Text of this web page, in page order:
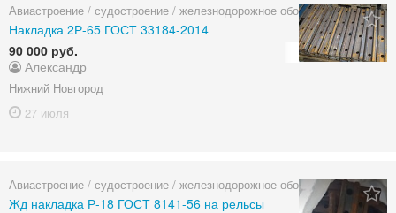
Авиастроение / судостроение / железнодорожное оборудование
Накладка 2Р-65 ГОСТ 33184-2014
90 000 руб.
Александр
Нижний Новгород
27 июля
Авиастроение / судостроение / железнодорожное оборудование
Жд накладка Р-18 ГОСТ 8141-56 на рельсы